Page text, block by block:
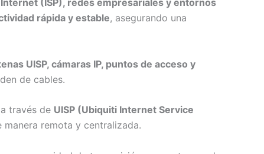
(ISP), redes empresariales y entornos
rápida y estable, asegurando una
UISP, cámaras IP, puntos de acceso y
de cables.
a través de UISP (Ubiquiti Internet Service
manera remota y centralizada.